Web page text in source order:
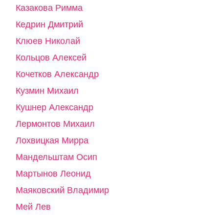
Казакова Римма
Кедрин Дмитрий
Клюев Николай
Кольцов Алексей
Кочетков Александр
Кузмин Михаил
Кушнер Александр
Лермонтов Михаил
Лохвицкая Мирра
Мандельштам Осип
Мартынов Леонид
Маяковский Владимир
Мей Лев